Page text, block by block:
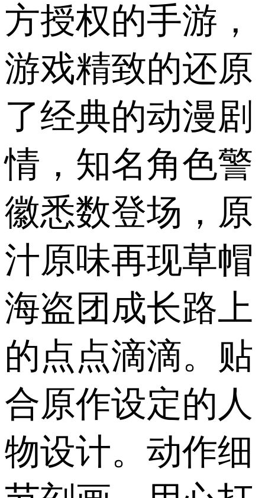
方授权的手游，
游戏精致的还原
了经典的动漫剧
情，知名角色警
徽悉数登场，原
汁原味再现草帽
海盗团成长路上
的点点滴滴。贴
合原作设定的人
物设计。动作细